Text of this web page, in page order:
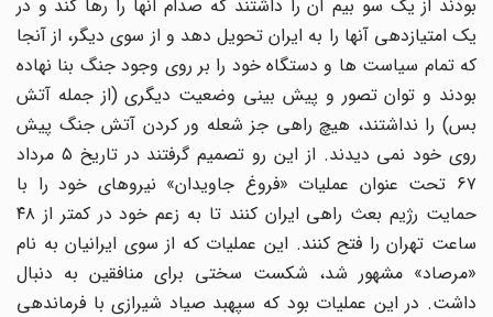
بودند از یک سو بیم آن را داشتند که صدام آنها را رها کند و در
یک امتیازدهی آنها را به ایران تحویل دهد و از سوی دیگر، از آنجا
که تمام سیاست ها و دستگاه خود را بر روی وجود جنگ بنا نهاده
بودند و توان تصور و پیش بینی وضعیت دیگری (از جمله آتش
بس) را نداشتند، هیچ راهی جز شعله ور کردن آتش جنگ پیش
روی خود نمی دیدند. از این رو تصمیم گرفتند در تاریخ ۵ مرداد
۶۷ تحت عنوان عملیات «فروغ جاویدان» نیروهای خود را با
حمایت رژیم بعث راهی ایران کنند تا به زعم خود در کمتر از ۴۸
ساعت تهران را فتح کنند. این عملیات که از سوی ایرانیان به نام
«مرصاد» مشهور شد، شکست سختی برای منافقین به دنبال
داشت. در این عملیات بود که سپهبد صیاد شیرازی با فرماندهی